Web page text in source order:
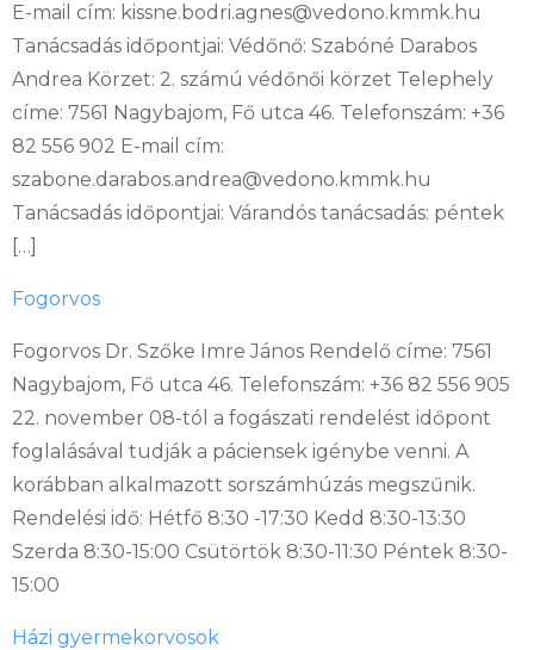
E-mail cím: kissne.bodri.agnes@vedono.kmmk.hu
Tanácsadás időpontjai: Védőnő: Szabóné Darabos
Andrea Körzet: 2. számú védőnői körzet Telephely
címe: 7561 Nagybajom, Fő utca 46. Telefonszám: +36
82 556 902 E-mail cím:
szabone.darabos.andrea@vedono.kmmk.hu
Tanácsadás időpontjai: Várandós tanácsadás: péntek
[…]
Fogorvos
Fogorvos Dr. Szőke Imre János Rendelő címe: 7561
Nagybajom, Fő utca 46. Telefonszám: +36 82 556 905
22. november 08-tól a fogászati rendelést időpont
foglalásával tudják a páciensek igénybe venni. A
korábban alkalmazott sorszámhúzás megszűnik.
Rendelési idő: Hétfő 8:30 -17:30 Kedd 8:30-13:30
Szerda 8:30-15:00 Csütörtök 8:30-11:30 Péntek 8:30-
15:00
Házi gyermekorvosok